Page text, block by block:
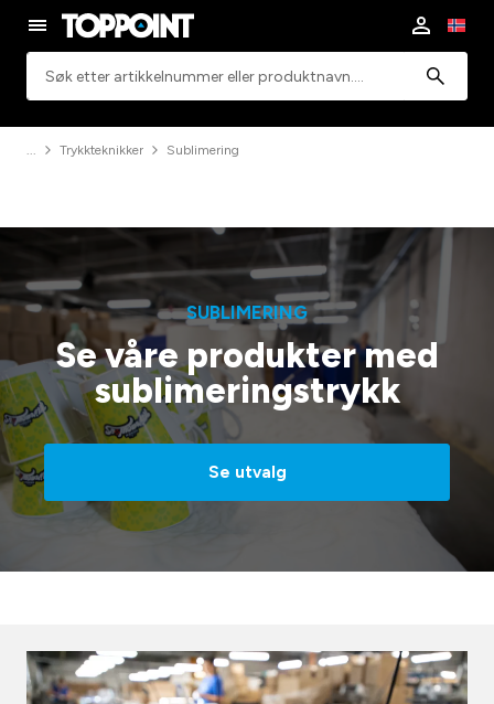
Trykkteknikker Sublimering
SUBLIMERING
Se våre produkter med
sublimeringstrykk
Se utvalg